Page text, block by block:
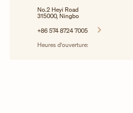
No.2 Heyi Road
315000, Ningbo
+86 574 8724 7005
Heures d'ouverture: